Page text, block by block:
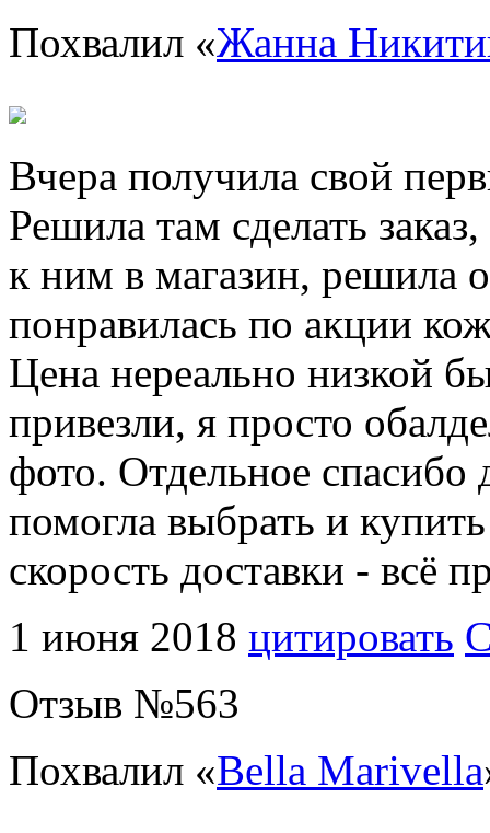
Похвалил «Жанна
Вчера получила свой
Решила там сделать
к ним в магазин, решила
понравилась по акции
Цена нереально низкой
привезли, я просто
фото. Отдельное спасибо
помогла выбрать и
скорость доставки - всё
1 июня 2018 цитировать
Отзыв №563
Похвалил «Bella Marivella